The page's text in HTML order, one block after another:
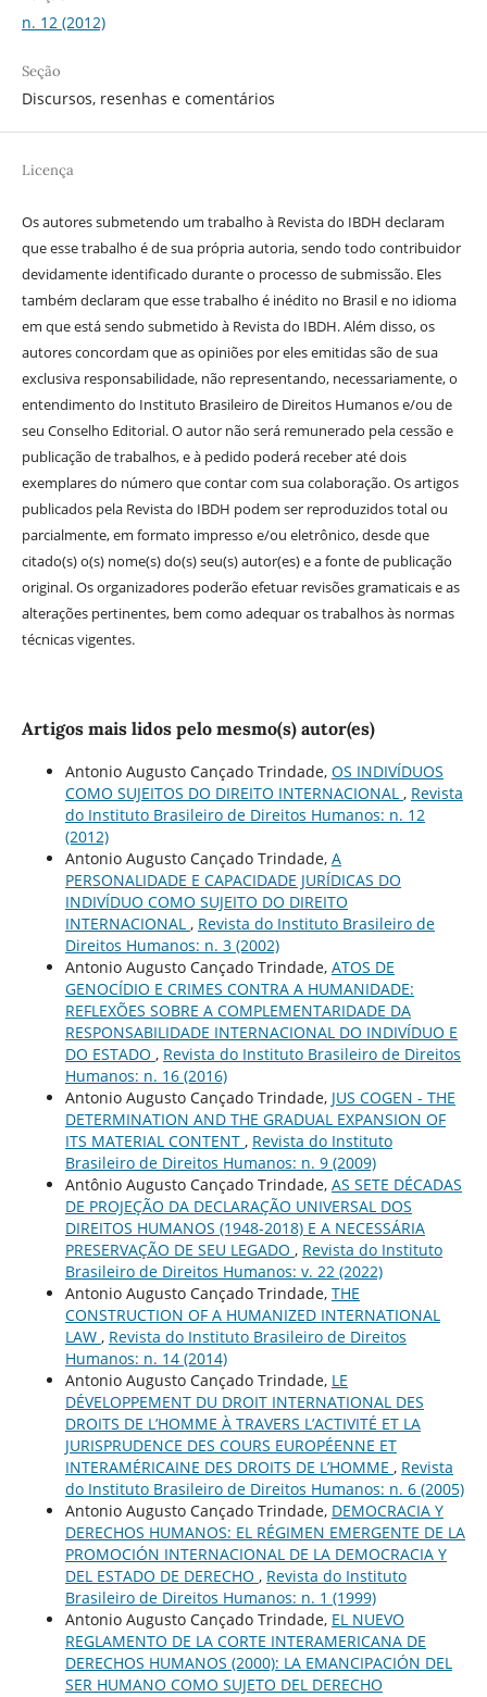
n. 12 (2012)
Seção
Discursos, resenhas e comentários
Licença
Os autores submetendo um trabalho à Revista do IBDH declaram
que esse trabalho é de sua própria autoria, sendo todo contribuidor
devidamente identificado durante o processo de submissão. Eles
também declaram que esse trabalho é inédito no Brasil e no idioma
em que está sendo submetido à Revista do IBDH. Além disso, os
autores concordam que as opiniões por eles emitidas são de sua
exclusiva responsabilidade, não representando, necessariamente, o
entendimento do Instituto Brasileiro de Direitos Humanos e/ou de
seu Conselho Editorial. O autor não será remunerado pela cessão e
publicação de trabalhos, e à pedido poderá receber até dois
exemplares do número que contar com sua colaboração. Os artigos
publicados pela Revista do IBDH podem ser reproduzidos total ou
parcialmente, em formato impresso e/ou eletrônico, desde que
citado(s) o(s) nome(s) do(s) seu(s) autor(es) e a fonte de publicação
original. Os organizadores poderão efetuar revisões gramaticais e as
alterações pertinentes, bem como adequar os trabalhos às normas
técnicas vigentes.
Artigos mais lidos pelo mesmo(s) autor(es)
Antonio Augusto Cançado Trindade, OS INDIVÍDUOS
COMO SUJEITOS DO DIREITO INTERNACIONAL , Revista
do Instituto Brasileiro de Direitos Humanos: n. 12
(2012)
Antonio Augusto Cançado Trindade, A
PERSONALIDADE E CAPACIDADE JURÍDICAS DO
INDIVÍDUO COMO SUJEITO DO DIREITO
INTERNACIONAL , Revista do Instituto Brasileiro de
Direitos Humanos: n. 3 (2002)
Antonio Augusto Cançado Trindade, ATOS DE
GENOCÍDIO E CRIMES CONTRA A HUMANIDADE:
REFLEXÕES SOBRE A COMPLEMENTARIDADE DA
RESPONSABILIDADE INTERNACIONAL DO INDIVÍDUO E
DO ESTADO , Revista do Instituto Brasileiro de Direitos
Humanos: n. 16 (2016)
Antonio Augusto Cançado Trindade, JUS COGEN - THE
DETERMINATION AND THE GRADUAL EXPANSION OF
ITS MATERIAL CONTENT , Revista do Instituto
Brasileiro de Direitos Humanos: n. 9 (2009)
Antônio Augusto Cançado Trindade, AS SETE DÉCADAS
DE PROJEÇÃO DA DECLARAÇÃO UNIVERSAL DOS
DIREITOS HUMANOS (1948-2018) E A NECESSÁRIA
PRESERVAÇÃO DE SEU LEGADO , Revista do Instituto
Brasileiro de Direitos Humanos: v. 22 (2022)
Antonio Augusto Cançado Trindade, THE
CONSTRUCTION OF A HUMANIZED INTERNATIONAL
LAW , Revista do Instituto Brasileiro de Direitos
Humanos: n. 14 (2014)
Antonio Augusto Cançado Trindade, LE
DÉVELOPPEMENT DU DROIT INTERNATIONAL DES
DROITS DE L’HOMME À TRAVERS L’ACTIVITÉ ET LA
JURISPRUDENCE DES COURS EUROPÉENNE ET
INTERAMÉRICAINE DES DROITS DE L’HOMME , Revista
do Instituto Brasileiro de Direitos Humanos: n. 6 (2005)
Antonio Augusto Cançado Trindade, DEMOCRACIA Y
DERECHOS HUMANOS: EL RÉGIMEN EMERGENTE DE LA
PROMOCIÓN INTERNACIONAL DE LA DEMOCRACIA Y
DEL ESTADO DE DERECHO , Revista do Instituto
Brasileiro de Direitos Humanos: n. 1 (1999)
Antonio Augusto Cançado Trindade, EL NUEVO
REGLAMENTO DE LA CORTE INTERAMERICANA DE
DERECHOS HUMANOS (2000): LA EMANCIPACIÓN DEL
SER HUMANO COMO SUJETO DEL DERECHO